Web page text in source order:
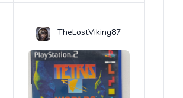
TheLostViking87